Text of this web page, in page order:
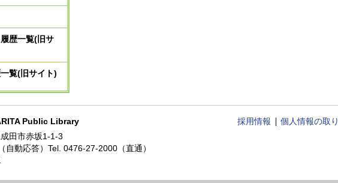
歴一覧(旧サ
覧(旧サイト)
Public Library
田市赤坂1-1-3
自動応答）Tel. 0476-27-2000（直通）
採用情報 個人情報の取